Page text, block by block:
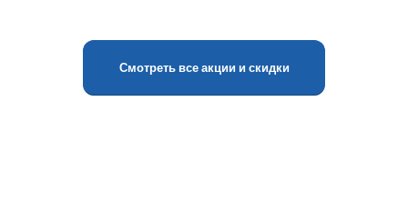
Смотреть все акции и скидки